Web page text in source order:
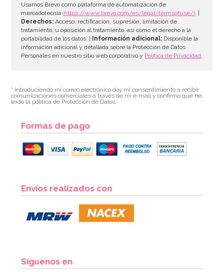
Usamos Brevo como plataforma de automatización de
mercadotecnia(https://www.brevo.com/es/legal/termsofuse/). |
Derechos: Acceso, rectificación, supresión, limitación de
tratamiento, u oposición al tratamiento, así como el derecho a la
portabilidad de los datos. |
Información adicional: Disponible la
información adicional y detallada sobre la Protección de Datos
Personales en nuestro sitio web corporativo y Política de Privacidad.
* Introduciendo mi correo electrónico doy mi consentimiento a recibir
comunicaciones comerciales a través de mi e-mail y confirmo que he
leído la política de Protección de Datos.
Formas de pago
Envíos realizados con
Síguenos en